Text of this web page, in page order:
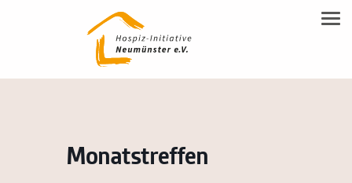
Familienbegleitung
NEUMÜNSTERANER MODELL
SPENDEN
Kontakt & AnfahrtMonatstreffen